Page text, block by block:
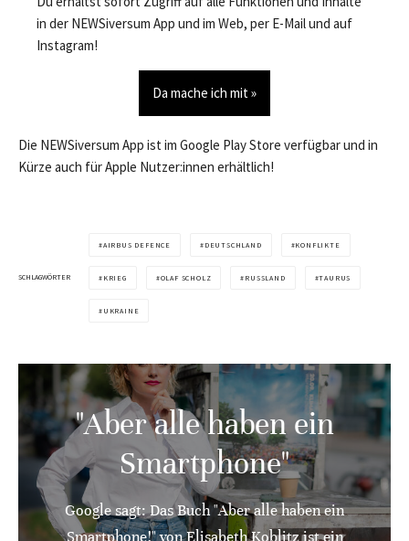
in der NEWSiversum App und im Web, per E-Mail und auf
Instagram!
Da mache ich mit »
Die NEWSiversum App ist im Google Play Store verfügbar und in
Kürze auch für Apple Nutzer:innen erhältlich!
SCHLAGWÖRTER
AIRBUS DEFENCE DEUTSCHLAND KONFLIKTE
KRIEG OLAF SCHOLZ RUSSLAND TAURUS
UKRAINE
"Aber alle haben ein
Smartphone"
Google sagt: Das Buch "Aber alle haben ein
Smartphone!" von Elisabeth Koblitz ist ein